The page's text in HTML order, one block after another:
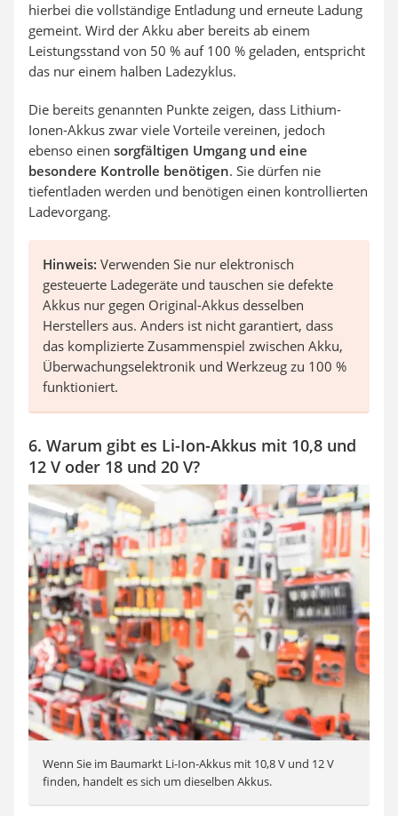
hierbei die vollständige Entladung und erneute Ladung
gemeint. Wird der Akku aber bereits ab einem
Leistungsstand von 50 % auf 100 % geladen, entspricht
das nur einem halben Ladezyklus.
Die bereits genannten Punkte zeigen, dass Lithium-
Ionen-Akkus zwar viele Vorteile vereinen, jedoch
ebenso einen sorgfältigen Umgang und eine
besondere Kontrolle benötigen. Sie dürfen nie
tiefentladen werden und benötigen einen kontrollierten
Ladevorgang.
Hinweis: Verwenden Sie nur elektronisch
gesteuerte Ladegeräte und tauschen sie defekte
Akkus nur gegen Original-Akkus desselben
Herstellers aus. Anders ist nicht garantiert, dass
das komplizierte Zusammenspiel zwischen Akku,
Überwachungselektronik und Werkzeug zu 100 %
funktioniert.
6. Warum gibt es Li-Ion-Akkus mit 10,8 und
12 V oder 18 und 20 V?
Wenn Sie im Baumarkt Li-Ion-Akkus mit 10,8 V und 12 V
finden, handelt es sich um dieselben Akkus.